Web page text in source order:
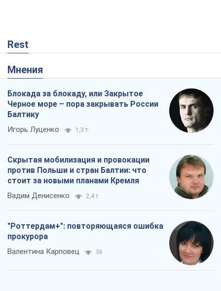
Rest
Мнения
Блокада за блокаду, или Закрытое
Черное море – пора закрывать России
Балтику
Игорь Луценко 1,3 т.
Скрытая мобилизация и провокации
против Польши и стран Балтии: что
стоит за новыми планами Кремля
Вадим Денисенко 2,4 т.
"Роттердам+": повторяющаяся ошибка
прокурора
Валентина Карповец 36